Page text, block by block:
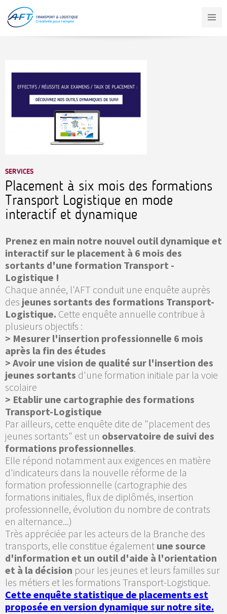
contenu
principal
SERVICES
Placement à six mois des formations
Transport Logistique en mode
interactif et dynamique
Prenez en main notre nouvel outil dynamique et
interactif sur le placement à 6 mois des
sortants d'une formation Transport -
Logistique !
Chaque année, l'AFT conduit une enquête auprès
des jeunes sortants des formations Transport-
Logistique. Cette enquête annuelle contribue à
plusieurs objectifs :
> Mesurer l'insertion professionnelle 6 mois
après la fin des études
> Avoir une vision de qualité sur l'insertion des
jeunes sortants d'une formation initiale par la voie
scolaire
> Etablir une cartographie des formations
Transport-Logistique
Par ailleurs, cette enquête dite de "placement des
jeunes sortants" est un observatoire de suivi des
formations professionnelles.
Elle répond notamment aux exigences en matière
d'indicateurs dans la nouvelle réforme de la
formation professionnelle (cartographie des
formations initiales, flux de diplômés, insertion
professionnelle, évolution du nombre de contrats
en alternance...)
Très appréciée par les acteurs de la Branche des
transports, elle constitue également une source
d'information et un outil d'aide à l'orientation
et à la décision pour les jeunes et leurs familles sur
les métiers et les formations Transport-Logistique.
Cette enquête statistique de placements est
proposée en version dynamique sur notre site.